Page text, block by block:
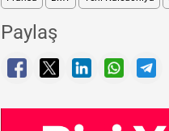
Paylaş